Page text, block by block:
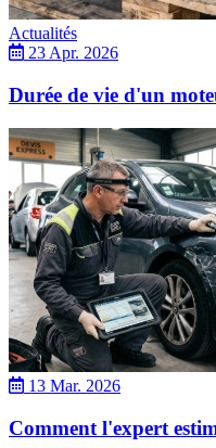
Actualités
23 Apr. 2026
Durée de vie d'un
13 Mar. 2026
Comment l'expert